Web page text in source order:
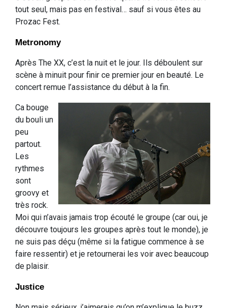
tout seul, mais pas en festival… sauf si vous êtes au
Prozac Fest.
Metronomy
Après The XX, c’est la nuit et le jour. Ils déboulent sur
scène à minuit pour finir ce premier jour en beauté. Le
concert remue l’assistance du début à la fin.
Ca bouge
du bouli un
peu
partout.
Les
rythmes
sont
groovy et
très rock.
Moi qui n’avais jamais trop écouté le groupe (car oui, je
découvre toujours les groupes après tout le monde), je
ne suis pas déçu (même si la fatigue commence à se
faire ressentir) et je retournerai les voir avec beaucoup
de plaisir.
Justice